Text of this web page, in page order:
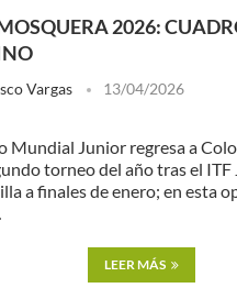
2026:
Vargas 13/04/2026
Mundial Junior regresa a
torneo del año tras el ITF
a finales de enero; en esta
LEER MÁS